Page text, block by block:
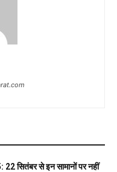
सितंबर से इन सामानों पर नहीं